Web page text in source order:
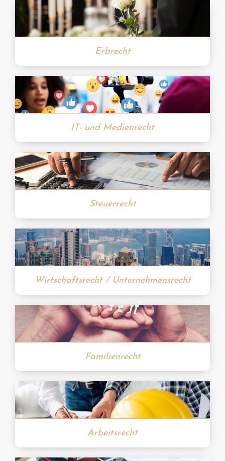
Erbrecht
IT- und Medienrecht
Steuerrecht
Wirtschaftsrecht / Unternehmensrecht
Familienrecht
Arbeitsrecht